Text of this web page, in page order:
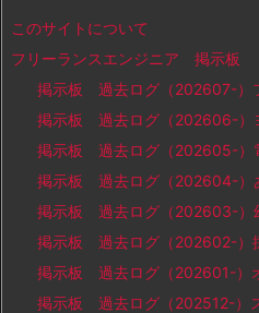
このサイトについて
フリーランスエンジニア 掲示板
掲示板 過去ログ（202607-）
掲示板 過去ログ（202606-）
掲示板 過去ログ（202605-）
掲示板 過去ログ（202604-）
掲示板 過去ログ（202603-）
掲示板 過去ログ（202602-）
掲示板 過去ログ（202601-）
掲示板 過去ログ（202512-）